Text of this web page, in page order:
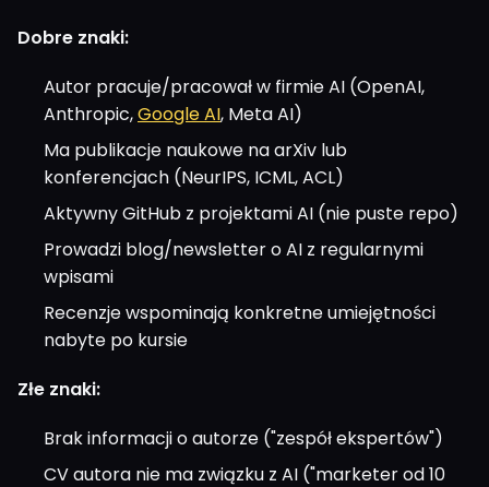
Dobre znaki:
Autor pracuje/pracował w firmie AI (OpenAI,
Anthropic,Google AI, Meta AI)
Ma publikacje naukowe na arXiv lub
konferencjach (NeurIPS, ICML, ACL)
Aktywny GitHub z projektami AI (nie puste repo)
Prowadzi blog/newsletter o AI z regularnymi
wpisami
Recenzje wspominają konkretne umiejętności
nabyte po kursie
Złe znaki:
Brak informacji o autorze ("zespół ekspertów")
CV autora nie ma związku z AI ("marketer od 10